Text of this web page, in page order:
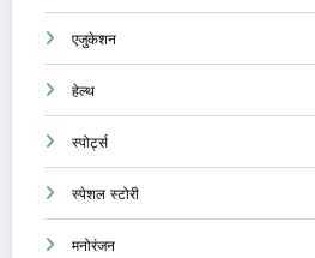
एजुकेशन
हेल्थ
स्पोर्ट्स
स्पेशल स्टोरी
मनोरंजन